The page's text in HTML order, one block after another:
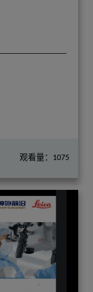
观看量：1075